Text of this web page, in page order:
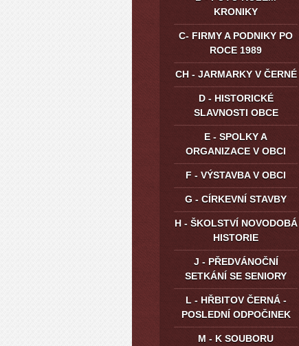
KRONIKY
C- FIRMY A PODNIKY PO
ROCE 1989
CH - JARMARKY V ČERNÉ
D - HISTORICKÉ
SLAVNOSTI OBCE
E - SPOLKY A
ORGANIZACE V OBCI
F - VÝSTAVBA V OBCI
G - CÍRKEVNÍ STAVBY
H - ŠKOLSTVÍ NOVODOBÁ
HISTORIE
J - PŘEDVÁNOČNÍ
SETKÁNÍ SE SENIORY
L - HŘBITOV ČERNÁ -
POSLEDNÍ ODPOČINEK
M - K SOUBORU